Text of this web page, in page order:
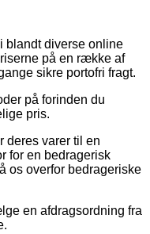
blandt diverse online
på en række af
sikre portofri fragt.
på forinden du
pris.
deres varer til en
for en bedragerisk
os overfor bedrageriske
en afdragsordning fra